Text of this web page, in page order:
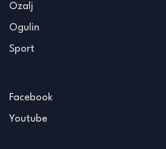
Ozalj
Ogulin
Sport
Facebook
Youtube